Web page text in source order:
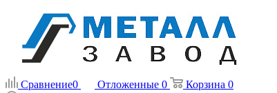
Сравнение0 Отложенные 0 Корзина 0